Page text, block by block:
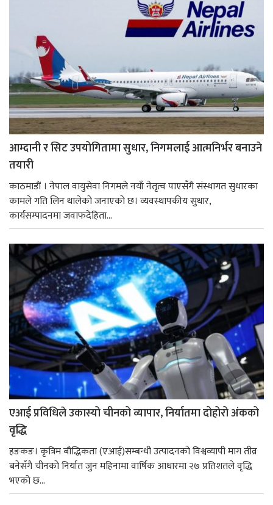
आम्दानी र सिट उपयोगितामा सुधार, निगमलाई आत्मनिर्भर बनाउने
तयारी
काठमाडाैं । नेपाल वायुसेवा निगमले नयाँ नेतृत्व पाएसँगै संस्थागत सुधारका
कामले गति लिन थालेको जनाएको छ। व्यवस्थापकीय सुधार,
कार्यसम्पादनमा जवाफदेहिता...
एआई प्रविधिले उकास्यो चीनको व्यापार, निर्यातमा दोहोरो अंकको
वृद्धि
हङकङ। कृत्रिम बौद्धिकता (एआई)सम्बन्धी उत्पादनको विश्वव्यापी माग तीव्र
बनेसँगै चीनको निर्यात जुन महिनामा वार्षिक आधारमा २७ प्रतिशतले वृद्धि
भएको छ...